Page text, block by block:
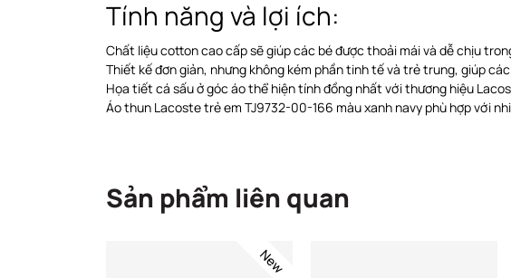
Tính năng và lợi ích:
Chất liệu cotton cao cấp sẽ giúp các bé được thoải mái và dễ chịu
Thiết kế đơn giản, nhưng không kém phần tinh tế và trẻ trung, giúp
Họa tiết cá sấu ở góc áo thể hiện tính đồng nhất với thương hiệu
Áo thun Lacoste trẻ em TJ9732-00-166 màu xanh navy phù hợp với
Sản phẩm liên quan
New